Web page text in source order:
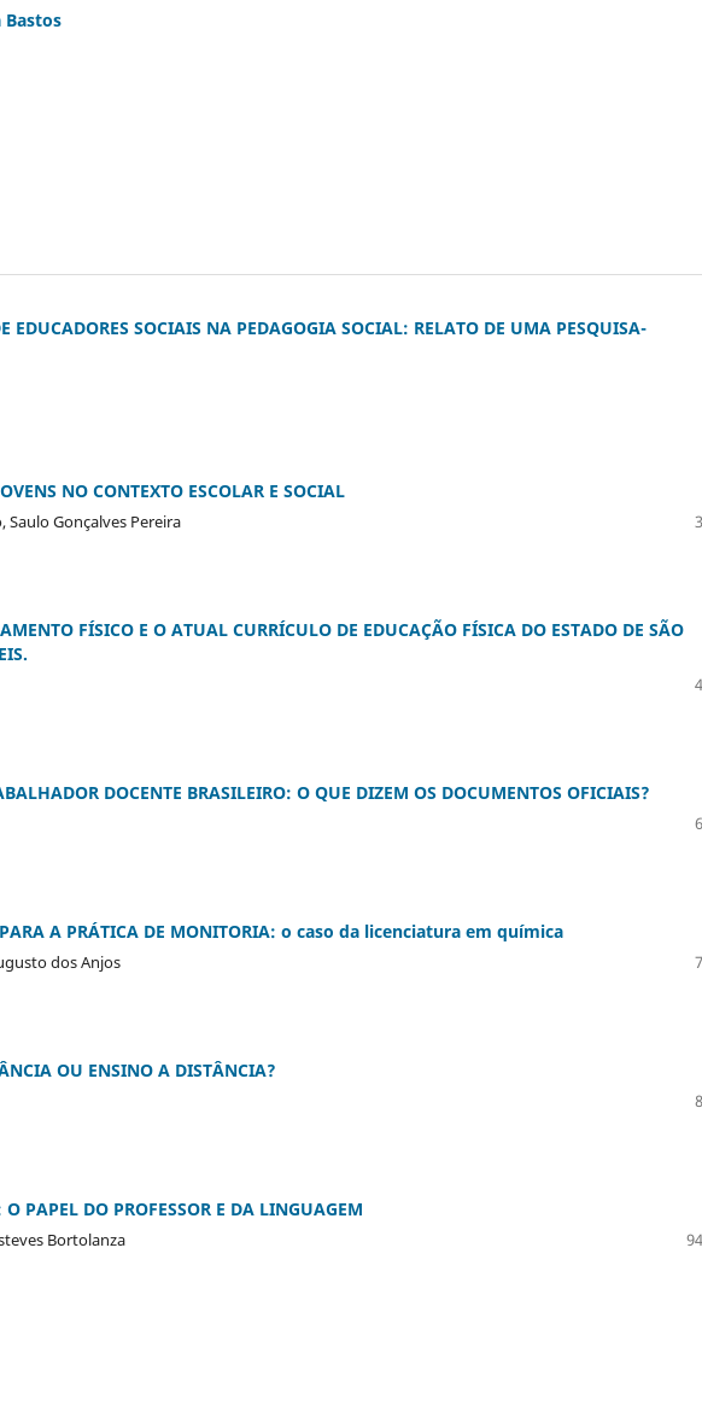
Bastos
EDUCADORES SOCIAIS NA PEDAGOGIA SOCIAL: RELATO DE UMA PESQUISA-
NO CONTEXTO ESCOLAR E SOCIAL
Saulo Gonçalves Pereira
FÍSICO E O ATUAL CURRÍCULO DE EDUCAÇÃO FÍSICA DO ESTADO DE SÃO
DOCENTE BRASILEIRO: O QUE DIZEM OS DOCUMENTOS OFICIAIS?
A PRÁTICA DE MONITORIA: o caso da licenciatura em química
dos Anjos
OU ENSINO A DISTÂNCIA?
PAPEL DO PROFESSOR E DA LINGUAGEM
Bortolanza